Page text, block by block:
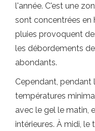
l'année. C'est une
sont concentrées en
pluies provoquent
les débordements
abondants.
Cependant, pendant
températures
avec le gel le matin,
intérieures. À midi,